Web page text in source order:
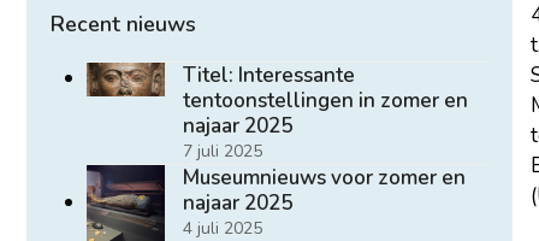
Recent nieuws
Titel: Interessante
tentoonstellingen in zomer en
najaar 2025
7 juli 2025
Museumnieuws voor zomer en
najaar 2025
4 juli 2025